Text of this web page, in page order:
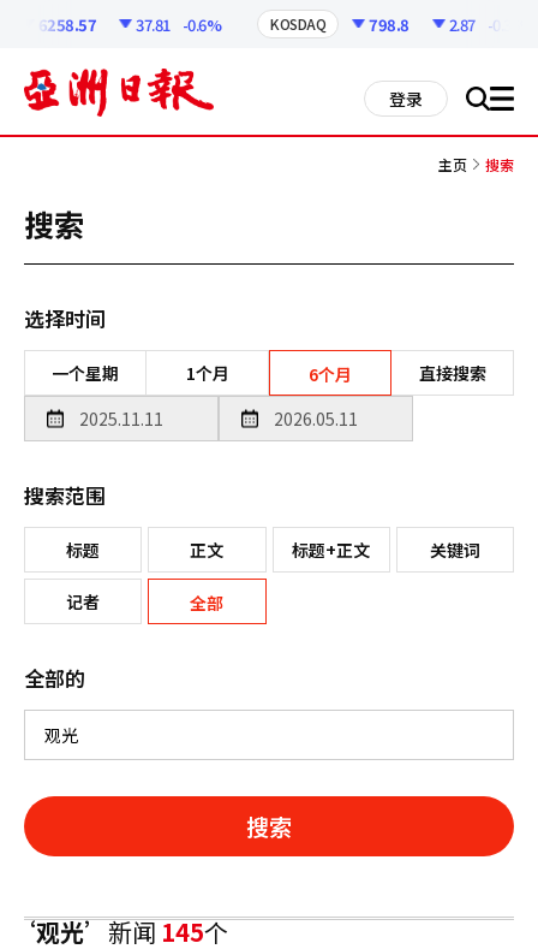
6258.57 37.81 -0.6% KOSDAQ 798.8 2.87 -0.36%
登录 搜 all
主页 搜索
搜索
选择时间
一个星期 1个月 6个月 直接搜索
搜索范围
标题 正文 标题+正文 关键词
记者 全部
全部的
搜索
‘观光’新闻145个